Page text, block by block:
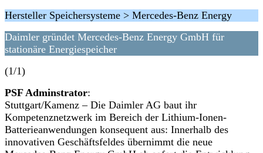
Hersteller Speichersysteme > Mercedes-Benz Energy
Daimler gründet Mercedes-Benz Energy GmbH für
stationäre Energiespeicher
(1/1)
PSF Adminstrator:
Stuttgart/Kamenz – Die Daimler AG baut ihr
Kompetenznetzwerk im Bereich der Lithium-Ionen-
Batterieanwendungen konsequent aus: Innerhalb des
innovativen Geschäftsfeldes übernimmt die neue